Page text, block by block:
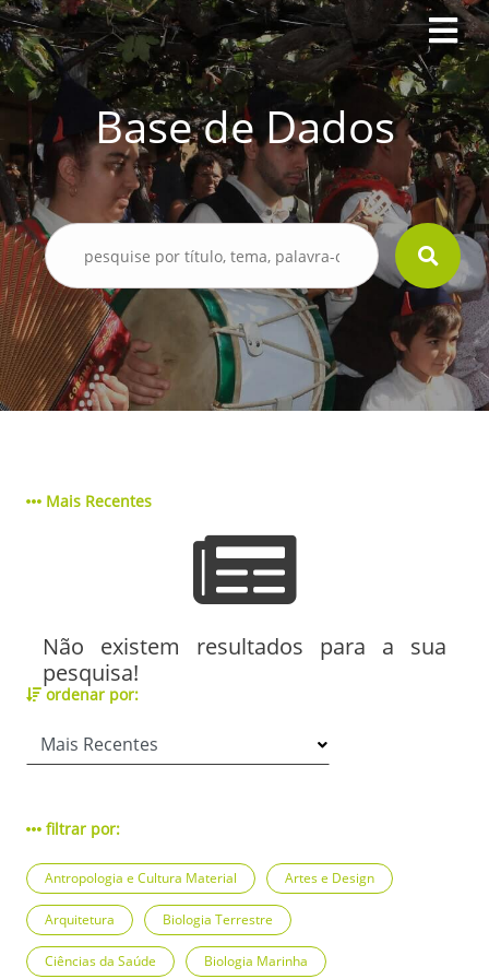
Base de Dados
Mais Recentes
Não existem resultados para a sua
pesquisa!
ordenar por:
filtrar por:
Antropologia e Cultura Material Artes e Design
Arquitetura Biologia Terrestre
Ciências da Saúde Biologia Marinha